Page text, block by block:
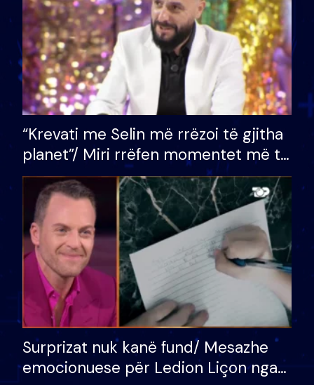
“Krevati me Selin më rrëzoi të gjitha
planet”/ Miri rrëfen momentet më të
bukura në shtëpinë e BB VIP: Do më
mungojë zilja e mëngjesit kur…
Surprizat nuk kanë fund/ Mesazhe
emocionuese për Ledion Liçon nga